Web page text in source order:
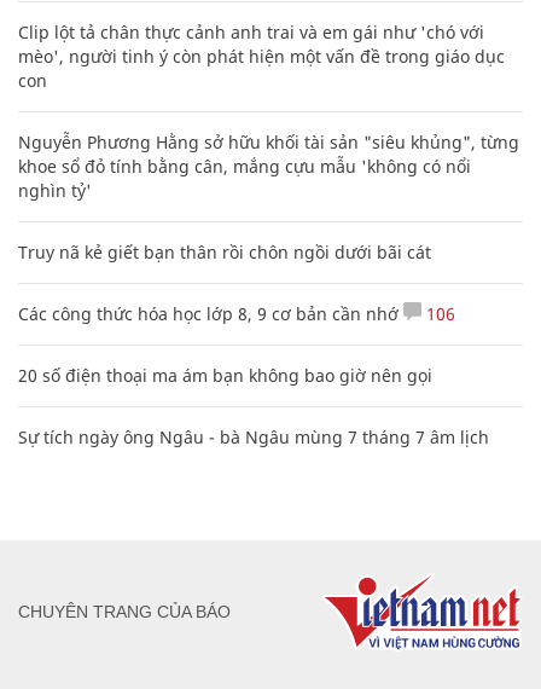
Clip lột tả chân thực cảnh anh trai và em gái như 'chó với
mèo', người tinh ý còn phát hiện một vấn đề trong giáo dục
con
Nguyễn Phương Hằng sở hữu khối tài sản "siêu khủng", từng
khoe sổ đỏ tính bằng cân, mắng cựu mẫu 'không có nổi
nghìn tỷ'
Truy nã kẻ giết bạn thân rồi chôn ngồi dưới bãi cát
Các công thức hóa học lớp 8, 9 cơ bản cần nhớ 106
20 số điện thoại ma ám bạn không bao giờ nên gọi
Sự tích ngày ông Ngâu - bà Ngâu mùng 7 tháng 7 âm lịch
CHUYÊN TRANG CỦA BÁO